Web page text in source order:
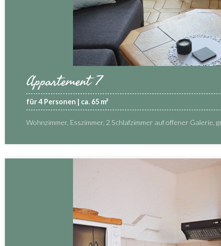
Appartement 7
für 4 Personen | ca. 65 m²
Wohnzimmer, Esszimmer, 2 Schlafzimmer auf offener Galerie,